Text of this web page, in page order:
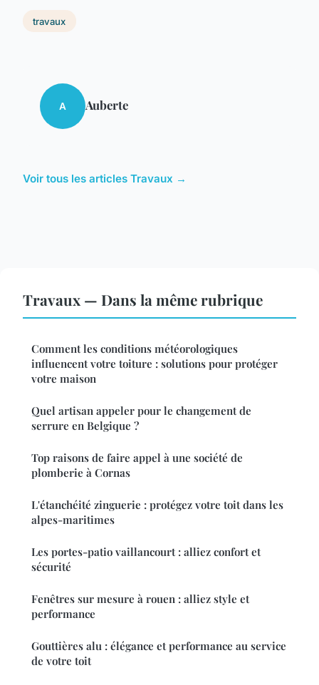
travaux
A Auberte
Voir tous les articles Travaux →
Travaux — Dans la même rubrique
Comment les conditions météorologiques
influencent votre toiture : solutions pour protéger
votre maison
Quel artisan appeler pour le changement de
serrure en Belgique ?
Top raisons de faire appel à une société de
plomberie à Cornas
L'étanchéité zinguerie : protégez votre toit dans les
alpes-maritimes
Les portes-patio vaillancourt : alliez confort et
sécurité
Fenêtres sur mesure à rouen : alliez style et
performance
Gouttières alu : élégance et performance au service
de votre toit